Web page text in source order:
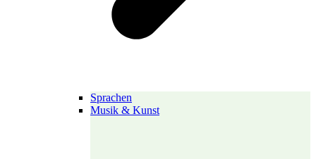
Sprachen
Musik & Kunst